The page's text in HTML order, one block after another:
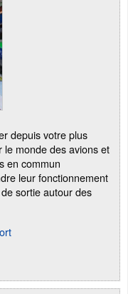
depuis votre plus
le monde des avions et
en commun
leur fonctionnement
sortie autour des